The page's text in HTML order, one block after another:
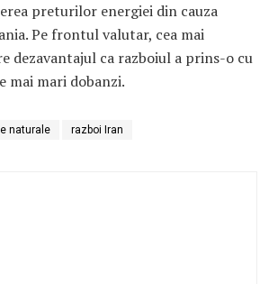
preturilor energiei din cauza
Pe frontul valutar, cea mai
dezavantajul ca razboiul a prins-o cu
mai mari dobanzi.
naturale razboi Iran